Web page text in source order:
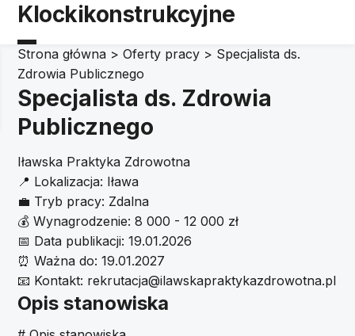
Klockikonstrukcyjne
Strona główna >Oferty pracy > Specjalista ds.
Zdrowia Publicznego
Specjalista ds. Zdrowia
Publicznego
Iławska Praktyka Zdrowotna
📍 Lokalizacja: Iława
💼 Tryb pracy: Zdalna
💰 Wynagrodzenie: 8 000 - 12 000 zł
📅 Data publikacji: 19.01.2026
⏰ Ważna do: 19.01.2027
📧 Kontakt: rekrutacja@ilawskapraktykazdrowotna.pl
Opis stanowiska